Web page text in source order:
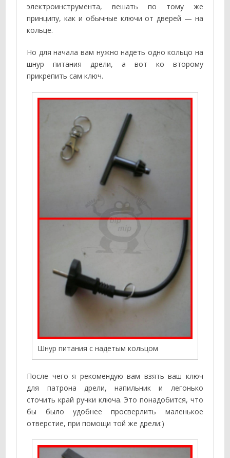
электроинструмента, вешать по тому же
принципу, как и обычные ключи от дверей — на
кольце.
Но для начала вам нужно надеть одно кольцо на
шнур питания дрели, а вот ко второму
прикрепить сам ключ.
Шнур питания с надетым кольцом
После чего я рекомендую вам взять ваш ключ
для патрона дрели, напильник и легонько
сточить край ручки ключа. Это понадобится, что
бы было удобнее просверлить маленькое
отверстие, при помощи той же дрели:)